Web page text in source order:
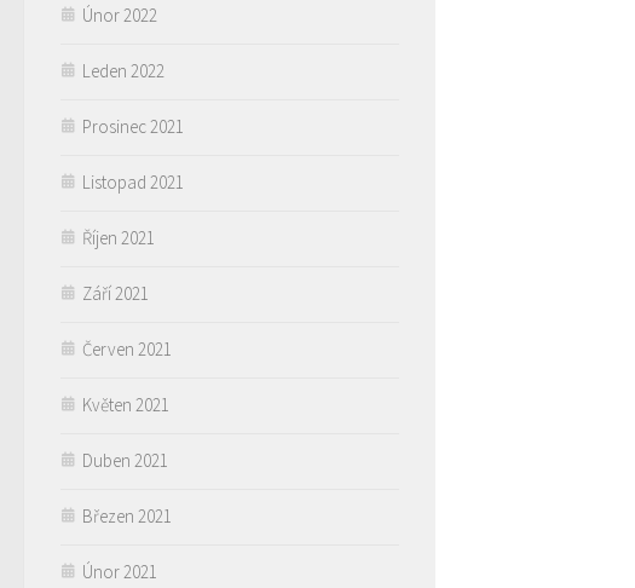
Únor 2022
Leden 2022
Prosinec 2021
Listopad 2021
Říjen 2021
Září 2021
Červen 2021
Květen 2021
Duben 2021
Březen 2021
Únor 2021